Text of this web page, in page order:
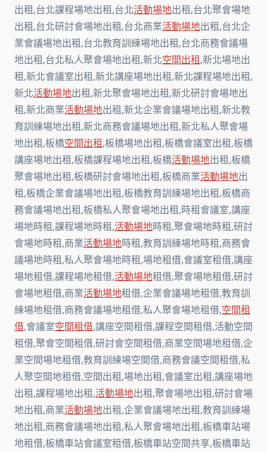
出租,台北課程場地出租,台北活動場地出租,台北聚會場地
出租,台北研討會場地出租,台北商業活動場地出租,台北企
業會議場地出租,台北教育訓練場地出租,台北商務會議場
地出租,台北私人聚會場地出租,新北空間出租,新北場地出
租,新北會議室出租,新北講座場地出租,新北課程場地出租,
新北活動場地出租,新北聚會場地出租,新北研討會場地出
租,新北商業活動場地出租,新北企業會議場地出租,新北教
育訓練場地出租,新北商務會議場地出租,新北私人聚會場
地出租,板橋空間出租,板橋場地出租,板橋會議室出租,板橋
講座場地出租,板橋課程場地出租,板橋活動場地出租,板橋
聚會場地出租,板橋研討會場地出租,板橋商業活動場地出
租,板橋企業會議場地出租,板橋教育訓練場地出租,板橋商
務會議場地出租,板橋私人聚會場地出租,時租會議室,講座
場地時租,課程場地時租,活動場地時租,聚會場地時租,研討
會場地時租,商業活動場地時租,教育訓練場地時租,商務會
議場地時租,私人聚會場地時租,場地租借,會議室租借,講座
場地租借,課程場地租借,活動場地租借,聚會場地租借,研討
會場地租借,商業活動場地租借,企業會議場地租借,教育訓
練場地租借,商務會議場地租借,私人聚會場地租借,空間租
借,會議室空間租借,講座空間租借,課程空間租借,活動空間
租借,聚會空間租借,研討會空間租借,商業空間場地租借,企
業空間場地租借,教育訓練場空間借,商務會議空間租借,私
人聚空間地租借,空間出租,場地出租,會議室出租,講座場地
出租,課程場地出租,活動場地出租,聚會場地出租,研討會場
地出租,商業活動場地出租,企業會議場地出租,教育訓練場
地出租,商務會議場地出租,私人聚會場地出租,板橋車站場
地租借,板橋車站會議室租借,板橋車站空間共享,板橋車站